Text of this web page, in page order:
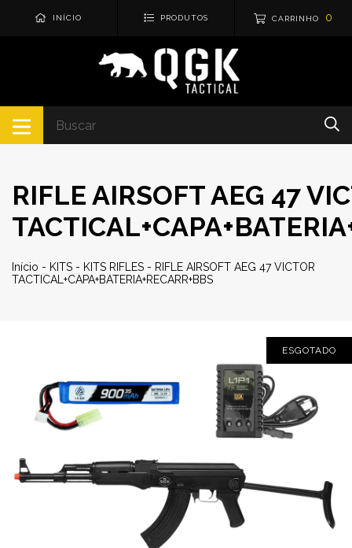
INÍCIO PRODUTOS CARRINHO 0
RIFLE AIRSOFT AEG 47
Início - KITS - KITS RIFLES - RIFLE AIRSOFT AEG 47 VICTOR
TACTICAL+CAPA+BATERIA+RECARR+BBS
ESGOTADO